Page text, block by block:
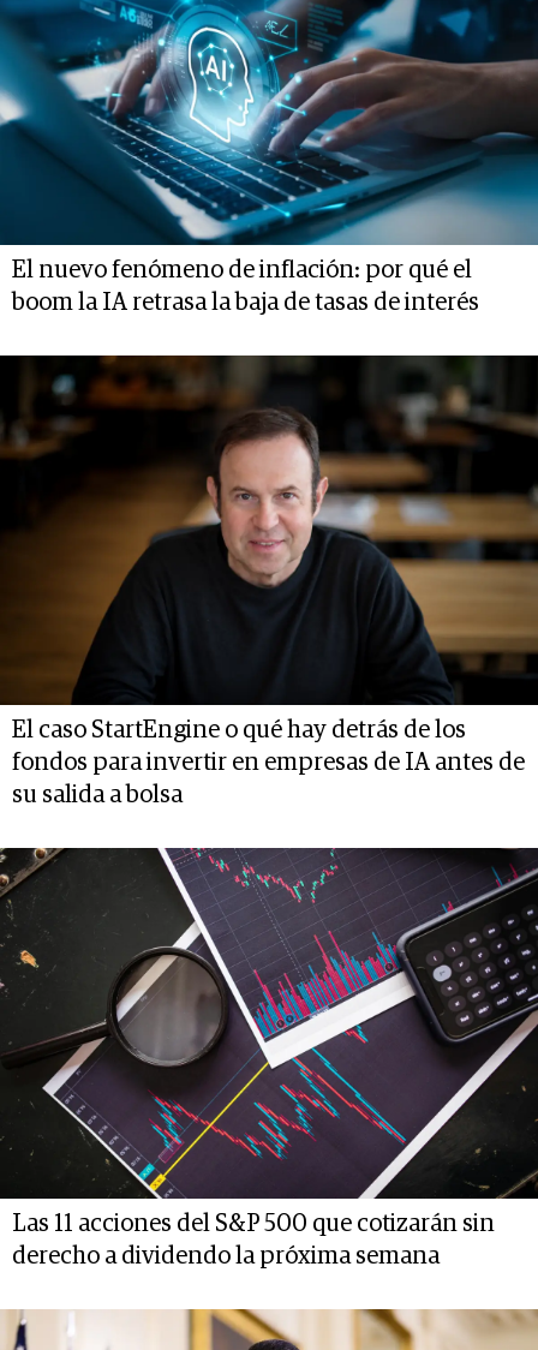
El nuevo fenómeno de inflación: por qué el
boom la IA retrasa la baja de tasas de interés
El caso StartEngine o qué hay detrás de los
fondos para invertir en empresas de IA antes de
su salida a bolsa
Las 11 acciones del S&P 500 que cotizarán sin
derecho a dividendo la próxima semana